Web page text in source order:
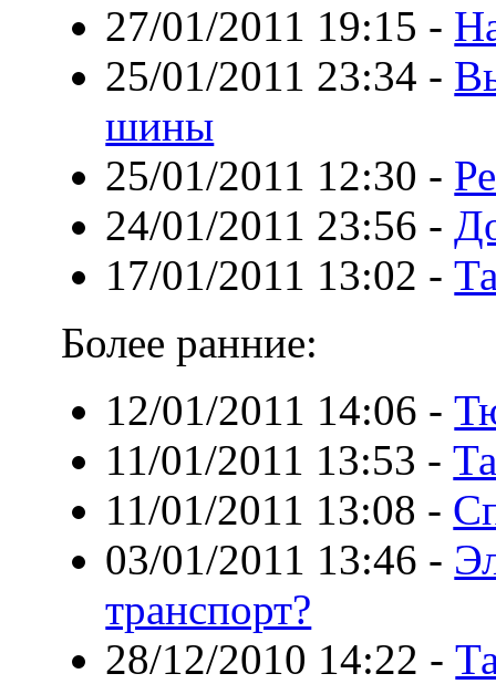
27/01/2011 19:15 -
25/01/2011 23:34 -
шины
25/01/2011 12:30 -
24/01/2011 23:56 -
17/01/2011 13:02 -
Более ранние:
12/01/2011 14:06 -
11/01/2011 13:53 -
11/01/2011 13:08 -
03/01/2011 13:46 -
транспорт?
28/12/2010 14:22 -